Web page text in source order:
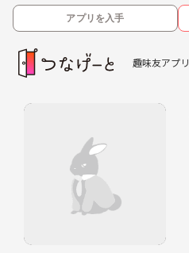
アプリを入手
趣味友アプリ